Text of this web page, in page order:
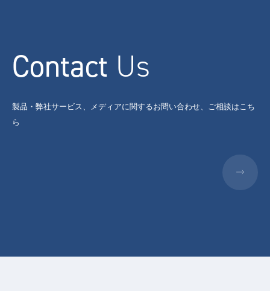
Contact Us
製品・弊社サービス、メディアに関するお問い合わせ、ご相談はこち
ら